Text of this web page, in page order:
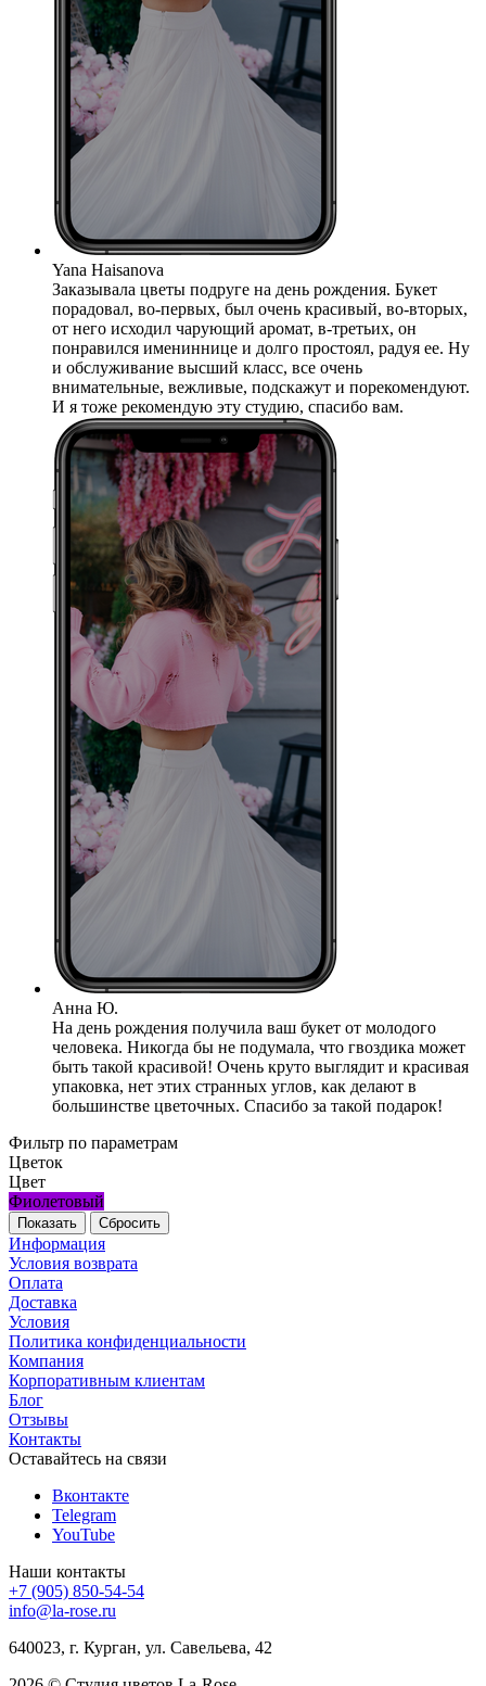
Yana Haisanova
Заказывала цветы подруге на день рождения. Букет
порадовал, во-первых, был очень красивый, во-вторых,
от него исходил чарующий аромат, в-третьих, он
понравился имениннице и долго простоял, радуя ее. Ну
и обслуживание высший класс, все очень
внимательные, вежливые, подскажут и порекомендуют.
И я тоже рекомендую эту студию, спасибо вам.
Анна Ю.
На день рождения получила ваш букет от молодого
человека. Никогда бы не подумала, что гвоздика может
быть такой красивой! Очень круто выглядит и красивая
упаковка, нет этих странных углов, как делают в
большинстве цветочных. Спасибо за такой подарок!
Фильтр по параметрам
Цветок
Цвет
Фиолетовый
Сбросить
Информация
Условия возврата
Оплата
Доставка
Условия
Политика конфиденциальности
Компания
Корпоративным клиентам
Блог
Отзывы
Контакты
Оставайтесь на связи
Вконтакте
Telegram
YouTube
Наши контакты
+7 (905) 850-54-54
info@la-rose.ru
640023, г. Курган, ул. Савельева, 42